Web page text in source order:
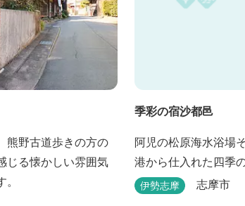
熊野古道歩きの方の
じる懐かしい雰囲気
季彩の宿沙都邑
阿児の松原海水浴場
港から仕入れた四季
伊勢志摩 志摩市